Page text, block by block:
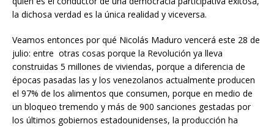
la dichosa verdad es la única realidad y viceversa.
Veamos entonces por qué Nicolás Maduro vencerá este 28 de
julio: entre otras cosas porque la Revolución ya lleva
construidas 5 millones de viviendas, porque a diferencia de
épocas pasadas las y los venezolanos actualmente producen
el 97% de los alimentos que consumen, porque en medio de
un bloqueo tremendo y más de 900 sanciones gestadas por
los últimos gobiernos estadounidenses, la producción ha